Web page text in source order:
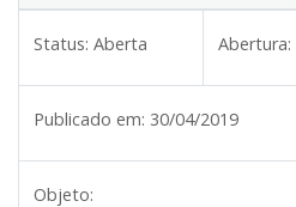
Status: Aberta Abertura:
Publicado em: 30/04/2019
Objeto: